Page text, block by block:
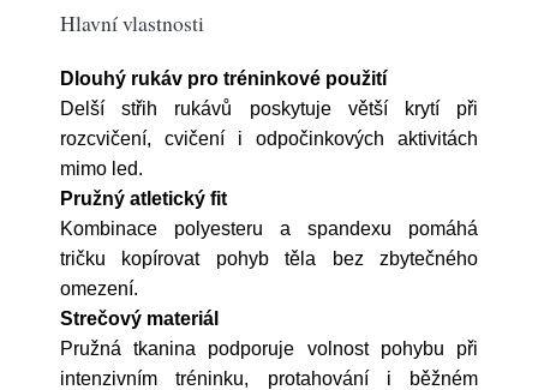
Hlavní vlastnosti
Dlouhý rukáv pro tréninkové použití
Delší střih rukávů poskytuje větší krytí při
rozcvičení, cvičení i odpočinkových aktivitách
mimo led.
Pružný atletický fit
Kombinace polyesteru a spandexu pomáhá
tričku kopírovat pohyb těla bez zbytečného
omezení.
Strečový materiál
Pružná tkanina podporuje volnost pohybu při
intenzivním tréninku, protahování i běžném